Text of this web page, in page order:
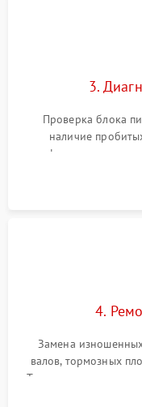
3.
Проверка блока
наличие
форматирования,
картриджа и
4.
Замена
валов, тормозных
Тщательная очистка
лазера (LSU)